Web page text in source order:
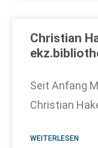
Christian
Seit Anfang
Christian
WEITERLESEN